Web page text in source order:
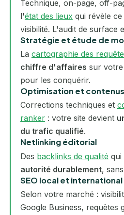
Technique, on-page, off-
l'état des lieux qui révèle
visibilité. L'audit de surface
Stratégie et étude de
La cartographie des
chiffre d'affaires sur
pour les conquérir.
Optimisation et contenus
Corrections techniques et
ranker : votre site devient
du trafic qualifié.
Netlinking éditorial
Des backlinks de qualité qui
autorité durablement,
SEO local et international
Selon votre marché :
Google Business, requêtes